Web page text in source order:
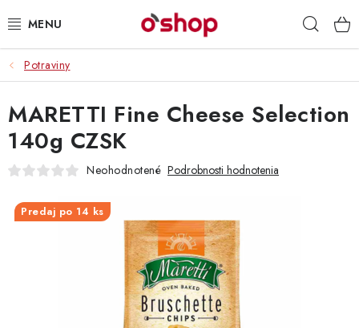
na
OSOBNÁ STAROSTLIVOSŤ
POTRAVINY
HRAČKY 🧸
ZACHRÁŇTE PRODUKTY
Obchodné podmienky
Potraviny
MARETTI Fine Cheese Selection
140g CZSK
Neohodnotené Podrobnosti hodnotenia
Predaj po 14 ks